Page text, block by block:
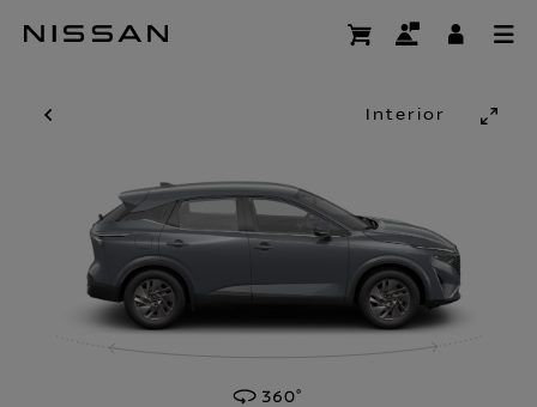
principal
Interior